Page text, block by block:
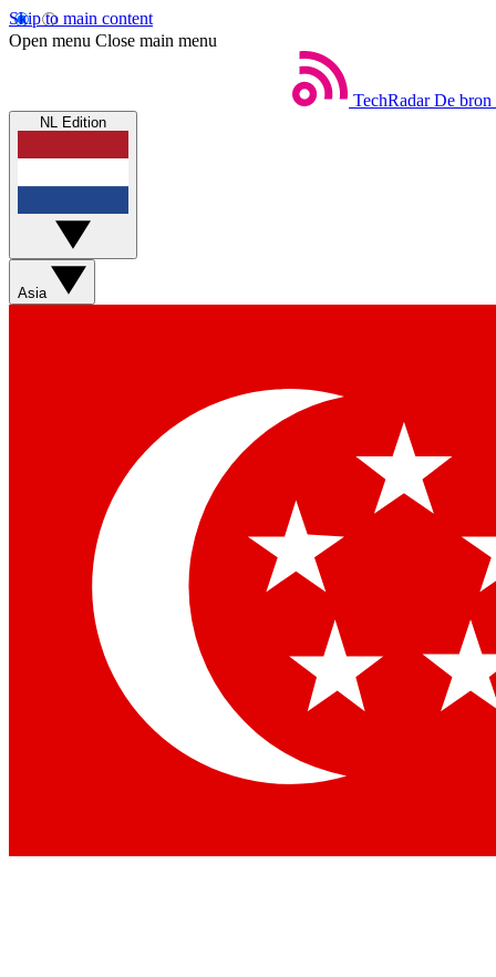
Skip to main content
Open menu Close main menu
TechRadar De bron
NL Edition
Asia